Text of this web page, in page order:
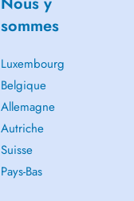
sommes
Luxembourg
Belgique
Allemagne
Autriche
Suisse
Pays-Bas